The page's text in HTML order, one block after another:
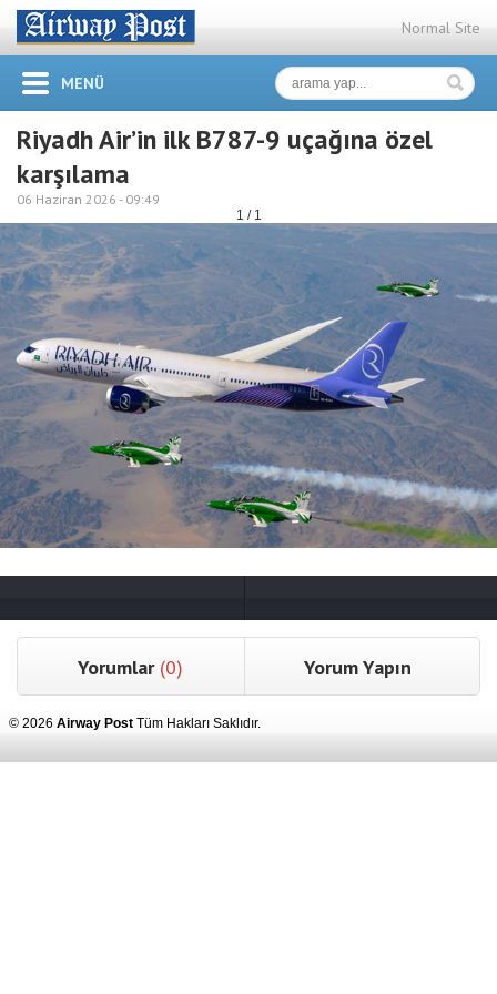
Normal Site
MENÜ
Riyadh Air’in ilk B787-9 uçağına özel
karşılama
06 Haziran 2026 - 09:49
1 / 1
Yorumlar (0) Yorum Yapın
© 2026 Airway Post Tüm Hakları Saklıdır.